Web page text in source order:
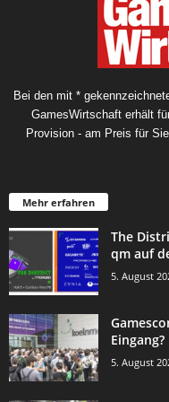
Bei den mit *
GamesWirtschaft erhält
Provision - am Preis für
Mehr erfahren
The
qm auf
5. August
Eingang?
5. August